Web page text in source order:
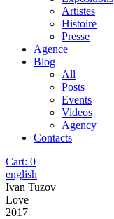
Artistes
Histoire
Presse
Agence
Blog
All
Posts
Events
Videos
Agency
Contacts
Cart: 0
english
Ivan Tuzov
Love
2017